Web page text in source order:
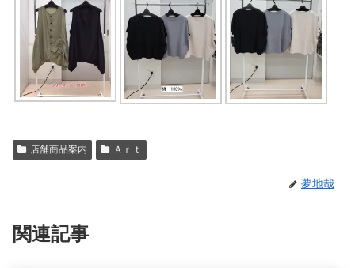
店舗商品案内 Ａｒｔ
夢地哉
関連記事